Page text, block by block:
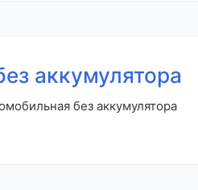
аккумулятора
без аккумулятора